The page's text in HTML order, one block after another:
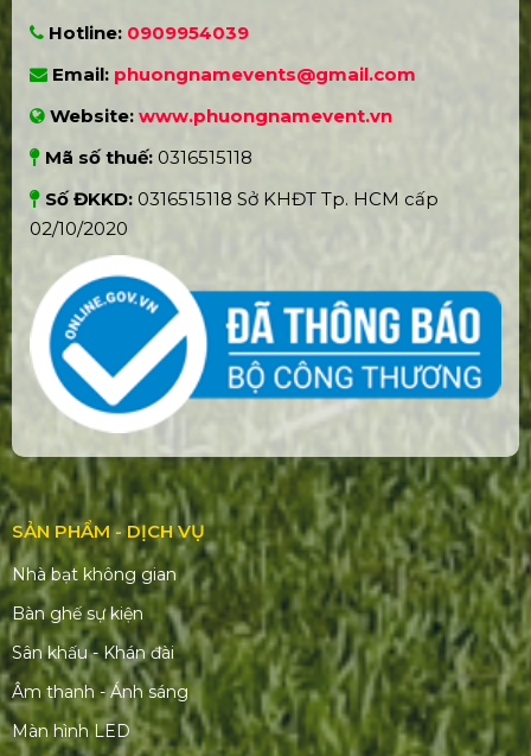
Hotline: 0909954039
Email: phuongnamevents@gmail.com
Website: www.phuongnamevent.vn
Mã số thuế: 0316515118
Số ĐKKD: 0316515118 Sở KHĐT Tp. HCM cấp
02/10/2020
SẢN PHẨM - DỊCH VỤ
Nhà bạt không gian
Bàn ghế sự kiện
Sân khấu - Khán đài
Âm thanh - Ánh sáng
Màn hình LED